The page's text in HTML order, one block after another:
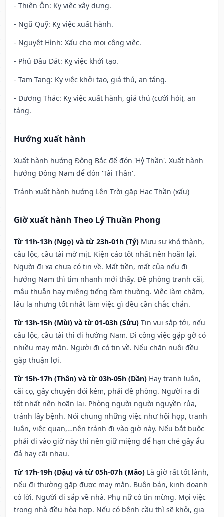
- Thiên Ôn: Kỵ việc xây dựng.
- Ngũ Quỹ: Kỵ việc xuất hành.
- Nguyệt Hình: Xấu cho mọi công việc.
- Phủ Đầu Dát: Kỵ việc khởi tạo.
- Tam Tang: Kỵ việc khởi tạo, giá thú, an táng.
- Dương Thác: Kỵ việc xuất hành, giá thú (cưới hỏi), an
táng.
Hướng xuất hành
Xuất hành hướng Đông Bắc để đón 'Hỷ Thần'. Xuất hành
hướng Đông Nam để đón 'Tài Thần'.
Tránh xuất hành hướng Lên Trời gặp Hạc Thần (xấu)
Giờ xuất hành Theo Lý Thuần Phong
Từ 11h-13h (Ngọ) và từ 23h-01h (Tý) Mưu sự khó thành,
cầu lộc, cầu tài mờ mịt. Kiện cáo tốt nhất nên hoãn lại.
Người đi xa chưa có tin về. Mất tiền, mất của nếu đi
hướng Nam thì tìm nhanh mới thấy. Đề phòng tranh cãi,
mâu thuẫn hay miệng tiếng tầm thường. Việc làm chậm,
lâu la nhưng tốt nhất làm việc gì đều cần chắc chắn.
Từ 13h-15h (Mùi) và từ 01-03h (Sửu) Tin vui sắp tới, nếu
cầu lộc, cầu tài thì đi hướng Nam. Đi công việc gặp gỡ có
nhiều may mắn. Người đi có tin về. Nếu chăn nuôi đều
gặp thuận lợi.
Từ 15h-17h (Thân) và từ 03h-05h (Dần) Hay tranh luận,
cãi cọ, gây chuyện đói kém, phải đề phòng. Người ra đi
tốt nhất nên hoãn lại. Phòng người người nguyền rủa,
tránh lây bệnh. Nói chung những việc như hội họp, tranh
luận, việc quan,…nên tránh đi vào giờ này. Nếu bắt buộc
phải đi vào giờ này thì nên giữ miệng để hạn ché gây ẩu
đả hay cãi nhau.
Từ 17h-19h (Dậu) và từ 05h-07h (Mão) Là giờ rất tốt lành,
nếu đi thường gặp được may mắn. Buôn bán, kinh doanh
có lời. Người đi sắp về nhà. Phụ nữ có tin mừng. Mọi việc
trong nhà đều hòa hợp. Nếu có bệnh cầu thì sẽ khỏi, gia